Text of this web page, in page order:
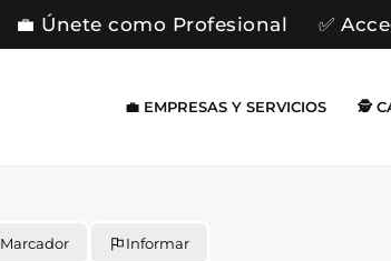
💼 Únete como Profesional ✅
💼 EMPRESAS Y SERVICIOS 🕵️
Marcador Informar